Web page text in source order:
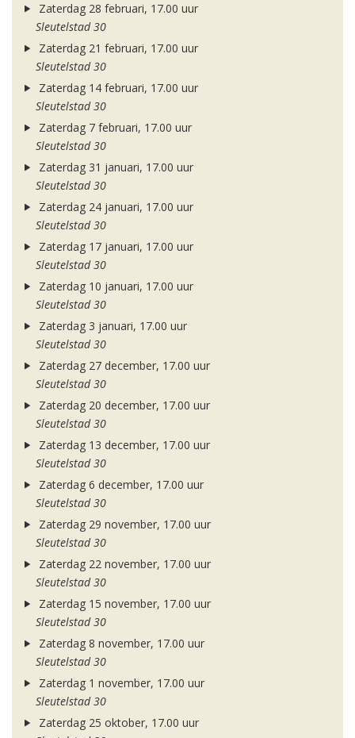
Zaterdag 28 februari, 17.00 uur
Sleutelstad 30
Zaterdag 21 februari, 17.00 uur
Sleutelstad 30
Zaterdag 14 februari, 17.00 uur
Sleutelstad 30
Zaterdag 7 februari, 17.00 uur
Sleutelstad 30
Zaterdag 31 januari, 17.00 uur
Sleutelstad 30
Zaterdag 24 januari, 17.00 uur
Sleutelstad 30
Zaterdag 17 januari, 17.00 uur
Sleutelstad 30
Zaterdag 10 januari, 17.00 uur
Sleutelstad 30
Zaterdag 3 januari, 17.00 uur
Sleutelstad 30
Zaterdag 27 december, 17.00 uur
Sleutelstad 30
Zaterdag 20 december, 17.00 uur
Sleutelstad 30
Zaterdag 13 december, 17.00 uur
Sleutelstad 30
Zaterdag 6 december, 17.00 uur
Sleutelstad 30
Zaterdag 29 november, 17.00 uur
Sleutelstad 30
Zaterdag 22 november, 17.00 uur
Sleutelstad 30
Zaterdag 15 november, 17.00 uur
Sleutelstad 30
Zaterdag 8 november, 17.00 uur
Sleutelstad 30
Zaterdag 1 november, 17.00 uur
Sleutelstad 30
Zaterdag 25 oktober, 17.00 uur